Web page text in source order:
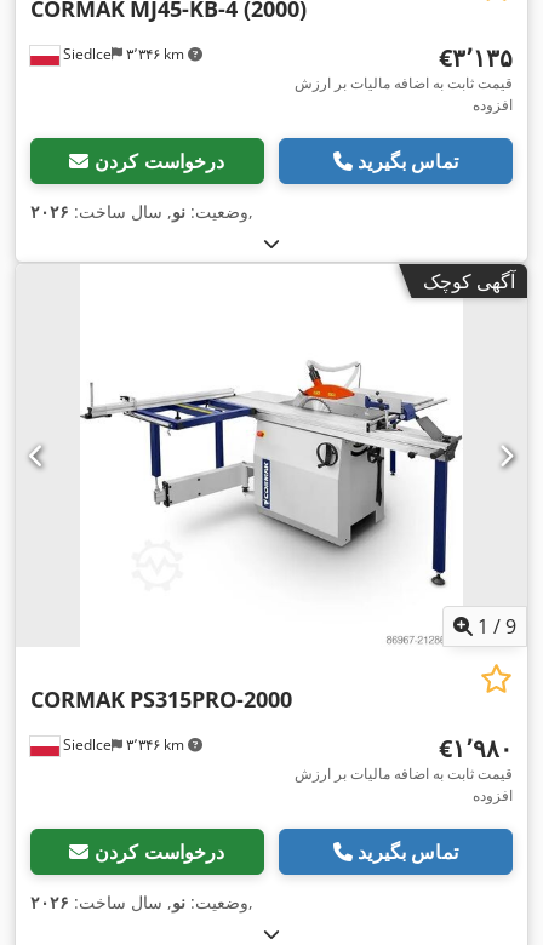
Siedlce ۳٬۳۴۶ km
CORMAK MJ45-KB-4 (2000)
‎€۳٬۱۳۵
قیمت ثابت به اضافه مالیات بر ارزش
افزوده
درخواست کردن تماس بگیرید
وضعیت: نو, سال ساخت: ۲۰۲۶ ,
آگهی کوچک
1 /9
Siedlce ۳٬۳۴۶ km
CORMAK PS315PRO-2000
‎€۱٬۹۸۰
قیمت ثابت به اضافه مالیات بر ارزش
افزوده
درخواست کردن تماس بگیرید
وضعیت: نو, سال ساخت: ۲۰۲۶ ,